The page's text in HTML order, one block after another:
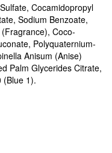
Cocamidopropyl
Sodium Benzoate,
Coco-
Polyquaternium-
Anisum (Anise)
Palm Glycerides Citrate,
(Blue 1).